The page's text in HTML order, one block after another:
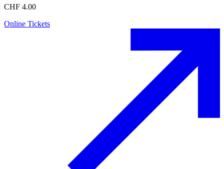
CHF 4.00
Online Tickets